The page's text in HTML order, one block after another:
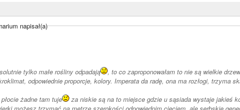
napisał(a)
tylko małe rośliny odpadają
, to co zaproponowałam to nie są wielkie
odpowiednie proporcje, kolory. Imperata da radę, ona ma rozłogi, trzyma
żadne tam tuje
za niskie są na to miejsce gdzie u sąsiada wystaje jakieś